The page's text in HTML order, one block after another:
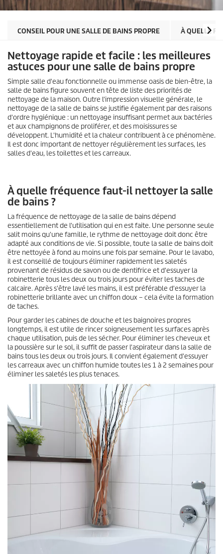
CONSEIL POUR UNE SALLE DE BAINS PROPRE À QUELLE
Nettoyage rapide et facile : les meilleures
astuces pour une salle de bains propre
Simple salle d'eau fonctionnelle ou immense oasis de bien-être, la
salle de bains figure souvent en tête de liste des priorités de
nettoyage de la maison. Outre l'impression visuelle générale, le
nettoyage de la salle de bains se justifie également par des raisons
d'ordre hygiénique : un nettoyage insuffisant permet aux bactéries
et aux champignons de proliférer, et des moisissures se
développent. L'humidité et la chaleur contribuent à ce phénomène.
Il est donc important de nettoyer régulièrement les surfaces, les
salles d'eau, les toilettes et les carreaux.
À quelle fréquence faut-il nettoyer la salle
de bains ?
La fréquence de nettoyage de la salle de bains dépend
essentiellement de l'utilisation qui en est faite. Une personne seule
salit moins qu'une famille, le rythme de nettoyage doit donc être
adapté aux conditions de vie. Si possible, toute la salle de bains doit
être nettoyée à fond au moins une fois par semaine. Pour le lavabo,
il est conseillé de toujours éliminer rapidement les saletés
provenant de résidus de savon ou de dentifrice et d'essuyer la
robinetterie tous les deux ou trois jours pour éviter les taches de
calcaire. Après s'être lavé les mains, il est préférable d'essuyer la
robinetterie brillante avec un chiffon doux – cela évite la formation
de taches.
Pour garder les cabines de douche et les baignoires propres
longtemps, il est utile de rincer soigneusement les surfaces après
chaque utilisation, puis de les sécher. Pour éliminer les cheveux et
la poussière sur le sol, il suffit de passer l'aspirateur dans la salle de
bains tous les deux ou trois jours. Il convient également d'essuyer
les carreaux avec un chiffon humide toutes les 1 à 2 semaines pour
éliminer les saletés les plus tenaces.